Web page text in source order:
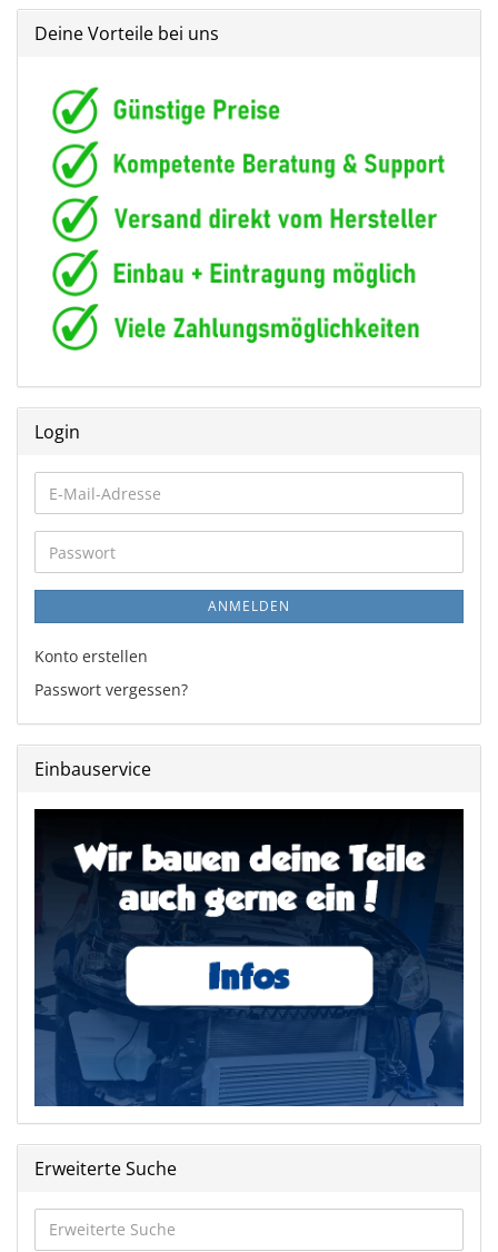
Deine Vorteile bei uns
Login
E-
Mail-
Adresse
Passwort
ANMELDEN
Konto erstellen
Passwort vergessen?
Einbauservice
Erweiterte Suche
Suche